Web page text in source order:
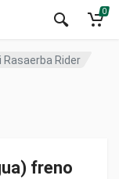
0
Rider
freno